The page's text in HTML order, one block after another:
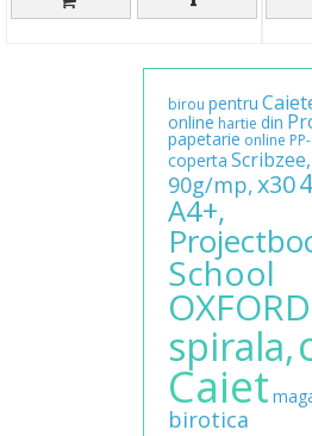
birou pentru
online hartie din
papetarie online
coperta Scribzee,
90g/mp,x30
A4+,
School
OXFORD
spirala,
Caiet
birotica